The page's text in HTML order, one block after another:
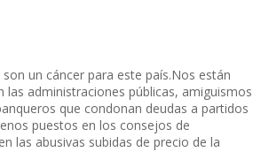
un cáncer para este país.Nos están
administraciones públicas, amiguismos
que condonan deudas a partidos
puestos en los consejos de
las abusivas subidas de precio de la